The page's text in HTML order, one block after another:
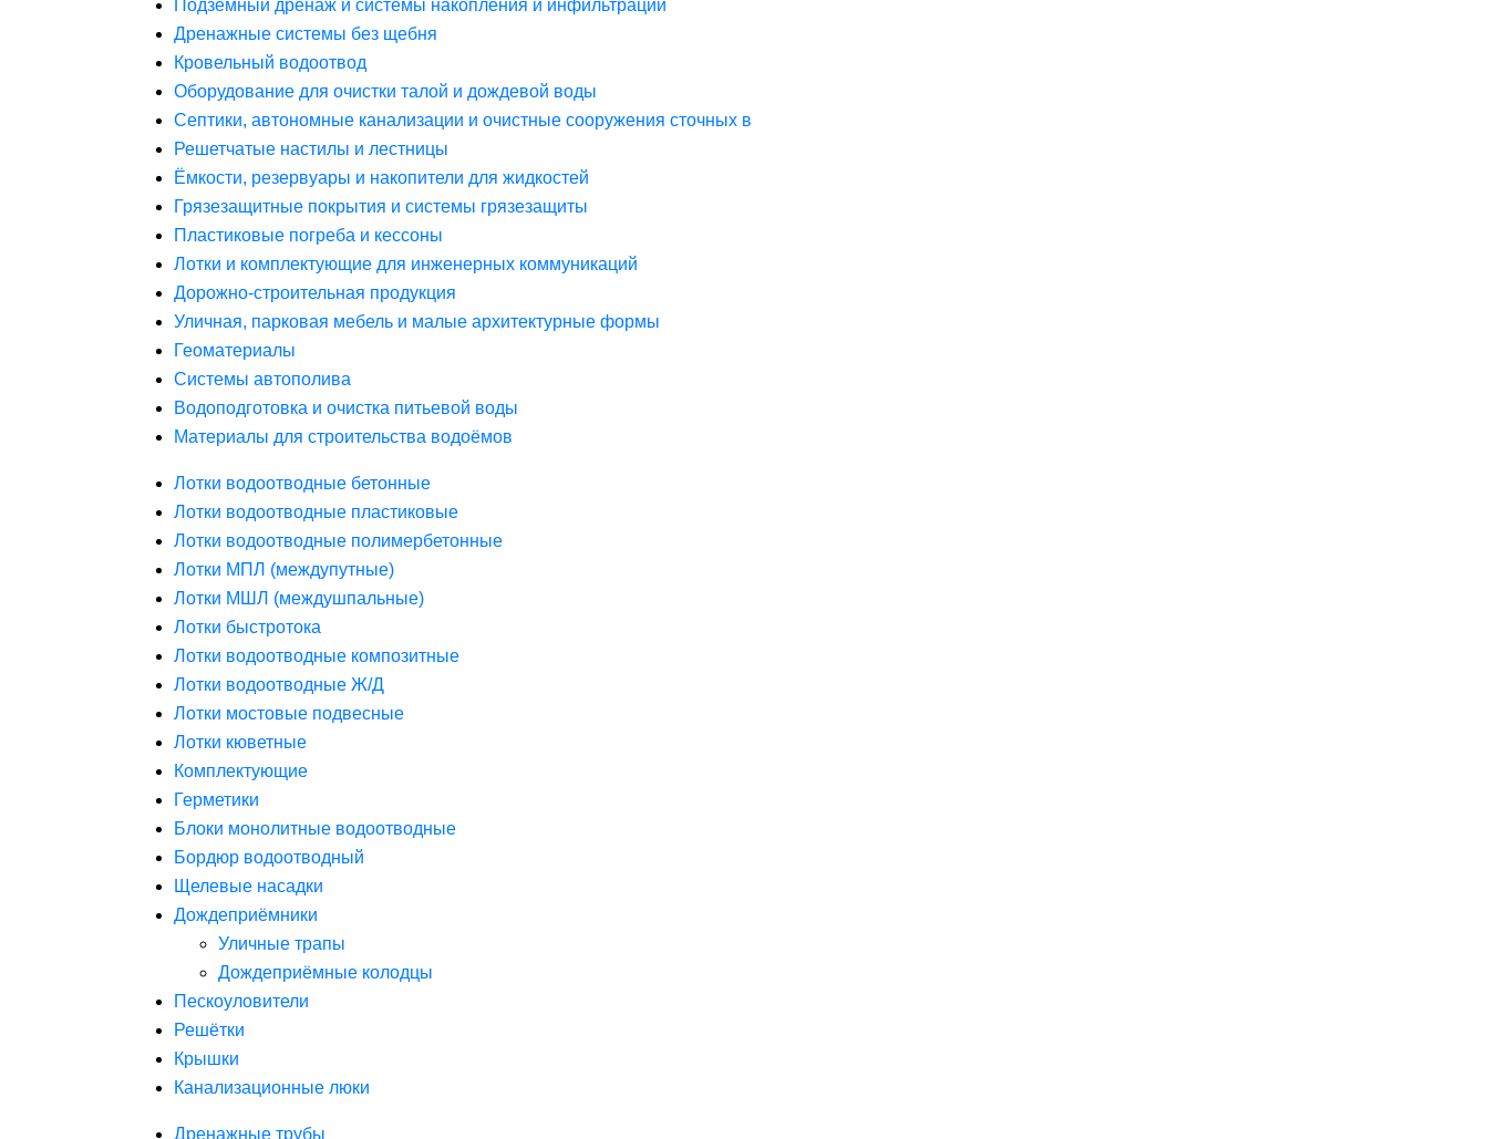
Подземный дренаж и системы накопления и инфильтрации
Дренажные системы без щебня
Кровельный водоотвод
Оборудование для очистки талой и дождевой воды
Септики, автономные канализации и очистные сооружения сточных в
Решетчатые настилы и лестницы
Ёмкости, резервуары и накопители для жидкостей
Грязезащитные покрытия и системы грязезащиты
Пластиковые погреба и кессоны
Лотки и комплектующие для инженерных коммуникаций
Дорожно-строительная продукция
Уличная, парковая мебель и малые архитектурные формы
Геоматериалы
Системы автополива
Водоподготовка и очистка питьевой воды
Материалы для строительства водоёмов
Лотки водоотводные бетонные
Лотки водоотводные пластиковые
Лотки водоотводные полимербетонные
Лотки МПЛ (междупутные)
Лотки МШЛ (междушпальные)
Лотки быстротока
Лотки водоотводные композитные
Лотки водоотводные Ж/Д
Лотки мостовые подвесные
Лотки кюветные
Комплектующие
Герметики
Блоки монолитные водоотводные
Бордюр водоотводный
Щелевые насадки
Дождеприёмники
Уличные трапы
Дождеприёмные колодцы
Пескоуловители
Решётки
Крышки
Канализационные люки
Дренажные трубы